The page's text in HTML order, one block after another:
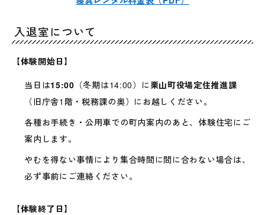
入退室について
【体験開始日】
当日は15:00 （冬期は14:00）に 栗山町役場定住推進課
（旧庁舎1階・税務課の奥）にお越しください。
各種お手続き・公用車での町内案内のあと、体験住宅にご
案内します。
やむを得ない事情により集合時間に間に合わない場合は、
必ず事前にご連絡ください。
【体験終了日】